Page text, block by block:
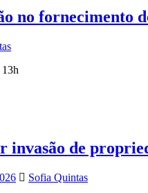
no fornecimento
invasão de
Sofia Quintas